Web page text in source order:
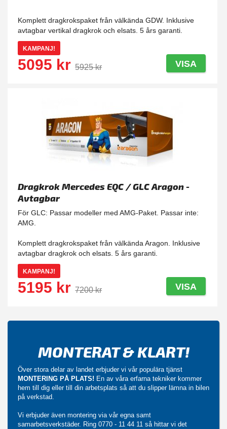
Komplett dragkrokspaket från välkända GDW. Inklusive
avtagbar vertikal dragkrok och elsats. 5 års garanti.
KAMPANJ!
5095 kr 5925 kr VISA
Dragkrok Mercedes EQC / GLC Aragon -
Avtagbar
För GLC: Passar modeller med AMG-Paket. Passar inte:
AMG.
Komplett dragkrokspaket från välkända Aragon. Inklusive
avtagbar dragkrok och elsats. 5 års garanti.
KAMPANJ!
5195 kr 7200 kr VISA
MONTERAT & KLART!
Över stora delar av landet erbjuder vi vår populära tjänst
MONTERING PÅ PLATS! En av våra erfarna tekniker kommer
hem till dig eller till din arbetsplats så att du slipper lämna in bilen
på verkstad.
Vi erbjuder även montering via vår egna samt
samarbetsverkstäder. Ring 0770 - 11 44 11 så hittar vi det